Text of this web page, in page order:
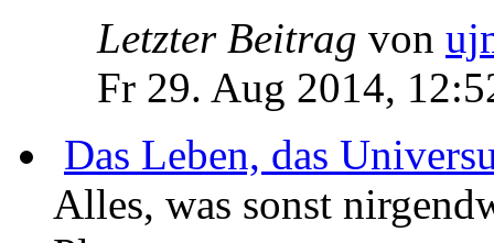
Letzter Beitrag von
Fr 29. Aug 2014,
Das Leben, das
Alles, was sonst